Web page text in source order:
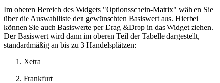
Im oberen Bereich des Widgets "Optionsschein-Matrix" wählen Sie
über die Auswahlliste den gewünschten Basiswert aus. Hierbei
können Sie auch Basiswerte per Drag &Drop in das Widget ziehen.
Der Basiswert wird dann im oberen Teil der Tabelle dargestellt,
standardmäßig an bis zu 3 Handelsplätzen:
Xetra
Frankfurt